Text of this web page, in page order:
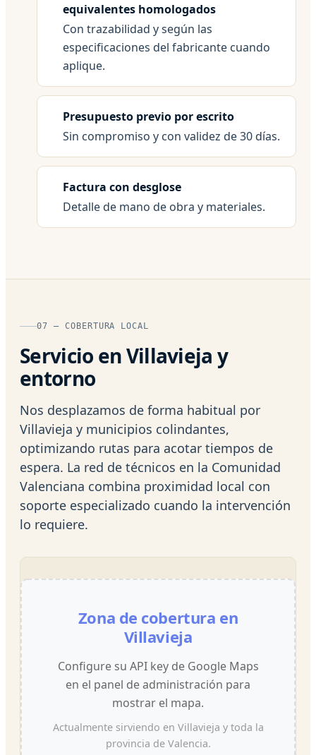
equivalentes homologados
Con trazabilidad y según las
especificaciones del fabricante cuando
aplique.
Presupuesto previo por escrito
Sin compromiso y con validez de 30 días.
Factura con desglose
Detalle de mano de obra y materiales.
07 — COBERTURA LOCAL
Servicio en Villavieja y
entorno
Nos desplazamos de forma habitual por
Villavieja y municipios colindantes,
optimizando rutas para acotar tiempos de
espera. La red de técnicos en la Comunidad
Valenciana combina proximidad local con
soporte especializado cuando la intervención
lo requiere.
Zona de cobertura en
Villavieja
Configure su API key de Google Maps
en el panel de administración para
mostrar el mapa.
Actualmente sirviendo en Villavieja y toda la
provincia de Valencia.